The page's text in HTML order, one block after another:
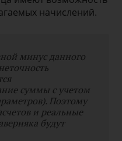
начислений.
минус данного
суммы с учетом
Поэтому
и реальные
будут